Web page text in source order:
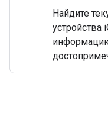
Найдите
устройства